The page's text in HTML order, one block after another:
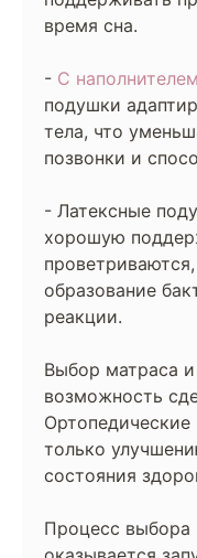
время сна.
- С
подушки
тела, что
позвонки и
- Латексные
хорошую
образование
реакции.
Выбор матраса
возможность
только
состояния
Процесс выбора